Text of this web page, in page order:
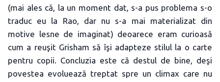
(mai ales că, la un moment dat, s-a pus problema s-o
traduc eu la Rao, dar nu s-a mai materializat din
motive lesne de imaginat) deoarece eram curioasă
cum a reuşit Grisham să îşi adapteze stilul la o carte
pentru copii. Concluzia este că destul de bine, deşi
povestea evoluează treptat spre un climax care nu